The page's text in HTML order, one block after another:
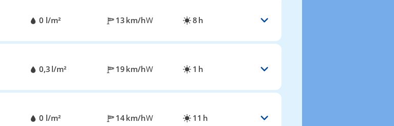
0 l/m² 13 km/hW 8 h
0,3 l/m² 19 km/hW 1 h
0 l/m² 14 km/hW 11 h